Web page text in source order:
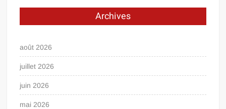
Archives
août 2026
juillet 2026
juin 2026
mai 2026